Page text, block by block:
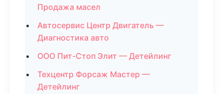
Продажа масел
Автосервис Центр Двигатель —
Диагностика авто
ООО Пит-Стоп Элит — Детейлинг
Техцентр Форсаж Мастер —
Детейлинг